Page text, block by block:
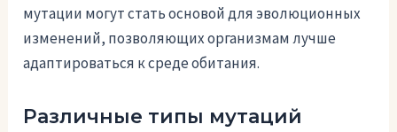
мутации могут стать основой для эволюционных
изменений, позволяющих организмам лучше
адаптироваться к среде обитания.
Различные типы мутаций